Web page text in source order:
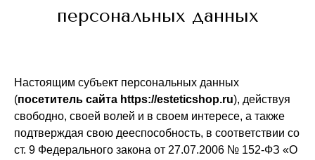
персональных данных
Настоящим субъект персональных данных
(посетитель сайта https://esteticshop.ru), действуя
свободно, своей волей и в своем интересе, а также
подтверждая свою дееспособность, в соответствии со
ст. 9 Федерального закона от 27.07.2006 № 152-ФЗ «О